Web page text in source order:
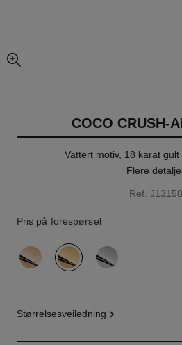
forstørret visning av bildet
COCO CRUSH-
Vattert motiv, 18 karat
Flere
Ref. J13158
Pris på forespørsel
variant (3)
størrelsesveiledning